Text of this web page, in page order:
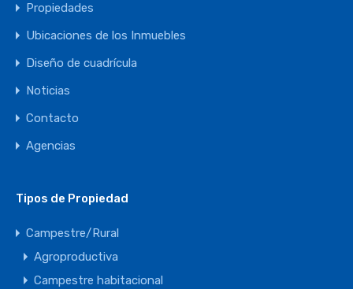
Propiedades
Ubicaciones de los Inmuebles
Diseño de cuadrícula
Noticias
Contacto
Agencias
Tipos de Propiedad
Campestre/Rural
Agroproductiva
Campestre habitacional